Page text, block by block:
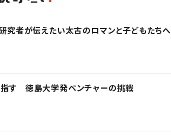
者が伝えたい太古のロマンと子どもたちへ
す 徳島大学発ベンチャーの挑戦